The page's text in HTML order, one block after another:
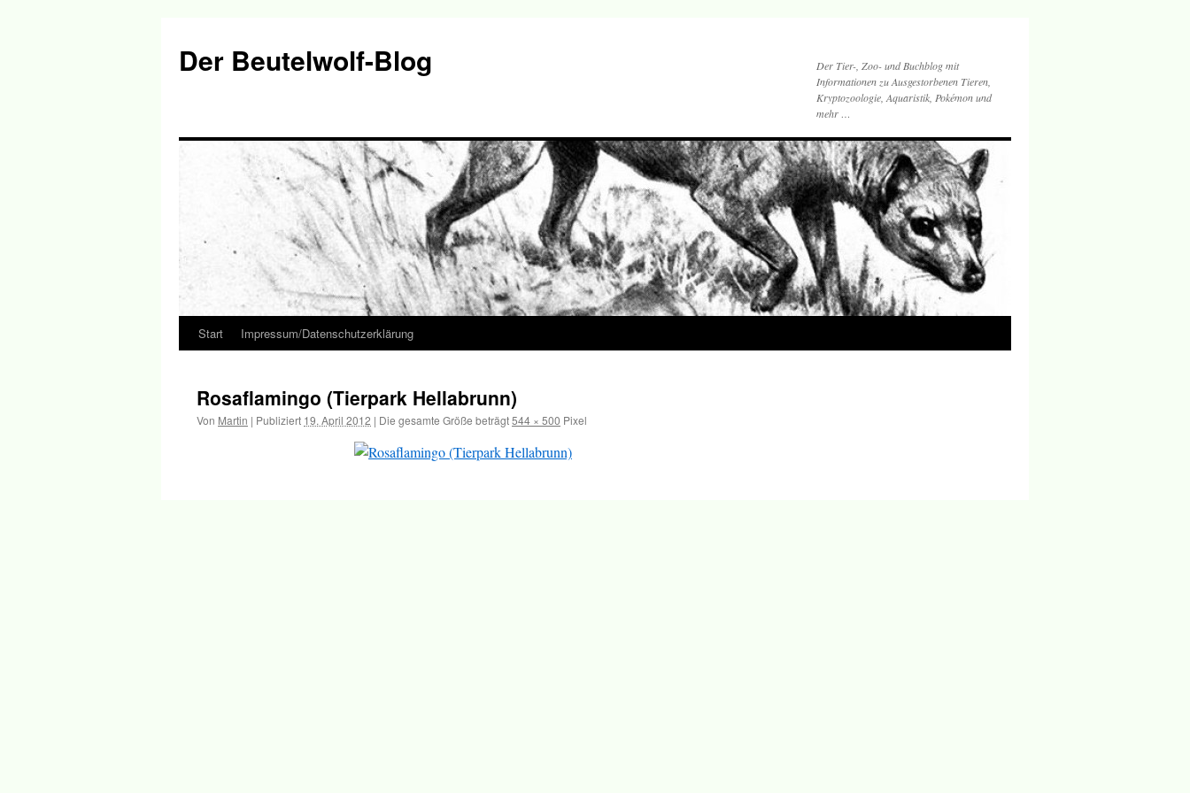
Der Beutelwolf-Blog
Der Tier-, Zoo- und Buchblog mit
Informationen zu Ausgestorbenen Tieren,
Kryptozoologie, Aquaristik, Pokémon und
mehr …
Springe
Inhalt
Start Impressum/Datenschutzerklärung
Rosaflamingo (Tierpark Hellabrunn)
Von Martin | Publiziert 19. April 2012 | Die gesamte Größe beträgt544 × 500 Pixel